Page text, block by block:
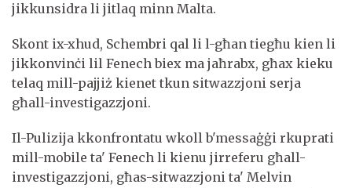
jikkunsidra li jitlaq minn Malta.
Skont ix-xhud, Schembri qal li l-għan tiegħu kien li
jikkonvinċi lil Fenech biex ma jaħrabx, għax kieku
telaq mill-pajjiż kienet tkun sitwazzjoni serja
għall-investigazzjoni.
Il-Pulizija kkonfrontatu wkoll b'messaġġi rkuprati
mill-mobile ta' Fenech li kienu jirreferu għall-
investigazzjoni, għas-sitwazzjoni ta' Melvin